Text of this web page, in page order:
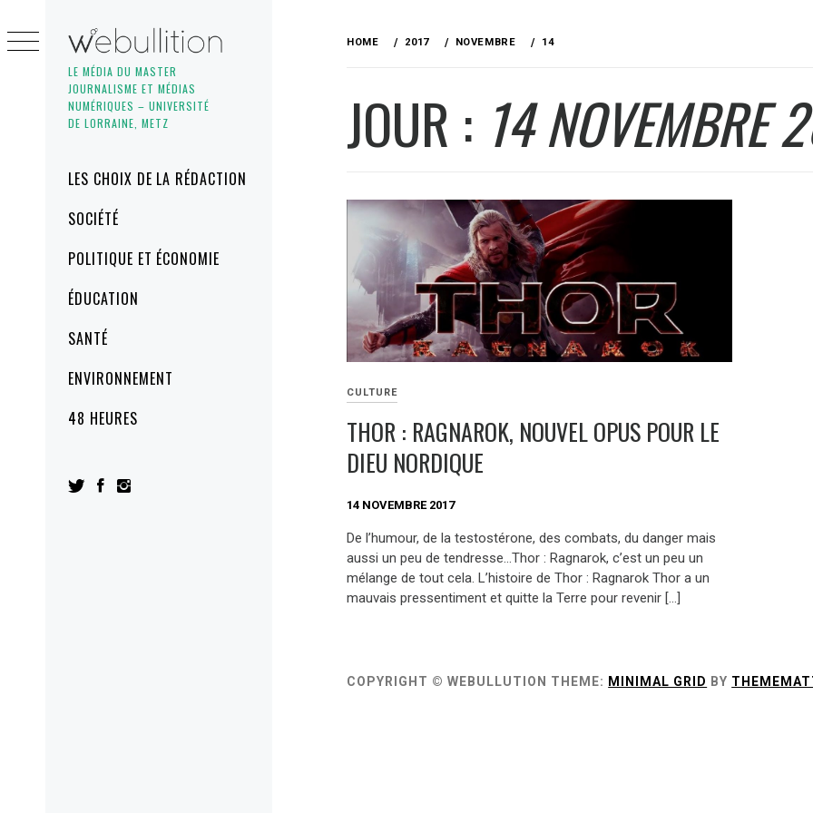
LE MÉDIA DU MASTER
JOURNALISME ET MÉDIAS
NUMÉRIQUES – UNIVERSITÉ
DE LORRAINE, METZ
MenuLES CHOIX DE LA RÉDACTION
SOCIÉTÉ
POLITIQUE ET ÉCONOMIE
ÉDUCATION
SANTÉ
ENVIRONNEMENT
48 HEURES
to
content
HOME 2017 NOVEMBRE 14
JOUR : 14 NOVEMBRE
CULTURE
THOR : RAGNAROK, NOUVEL OPUS POUR LE
DIEU NORDIQUE
14 NOVEMBRE 2017
De l’humour, de la testostérone, des combats, du danger mais
aussi un peu de tendresse…Thor : Ragnarok, c’est un peu un
mélange de tout cela. L’histoire de Thor : Ragnarok Thor a un
mauvais pressentiment et quitte la Terre pour revenir […]
COPYRIGHT © WEBULLUTION THEME: MINIMAL GRID BY